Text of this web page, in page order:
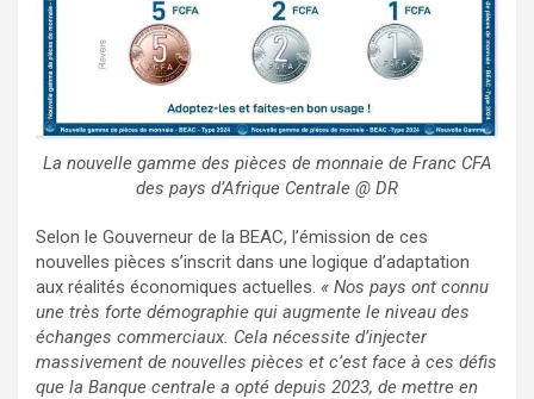
La nouvelle gamme des pièces de monnaie de Franc CFA
des pays d’Afrique Centrale @ DR
Selon le Gouverneur de la BEAC, l’émission de ces
nouvelles pièces s’inscrit dans une logique d’adaptation
aux réalités économiques actuelles. « Nos pays ont connu
une très forte démographie qui augmente le niveau des
échanges commerciaux. Cela nécessite d’injecter
massivement de nouvelles pièces et c’est face à ces défis
que la Banque centrale a opté depuis 2023, de mettre en